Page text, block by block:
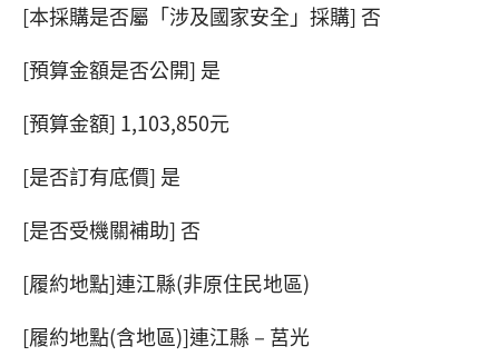
[本採購是否屬「涉及國家安全」採購] 否
[預算金額是否公開] 是
[預算金額] 1,103,850元
[是否訂有底價] 是
[是否受機關補助] 否
[履約地點]連江縣(非原住民地區)
[履約地點(含地區)]連江縣－莒光